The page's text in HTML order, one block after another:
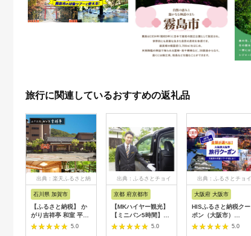
旅行に関連しているおすすめの返礼品
出典：楽天ふるさと納
石川県 加賀市
【ふるさと納税】 か
がり吉祥亭 和室 平日
限定 ペア宿泊券 1泊2
食付 2名 ペア 食事付
5.0
出典：ふるさとチョイ
京都 府京都市
【MKハイヤー観光】
【ミニバン5時間】ド
ライバーとめぐるとっ
ておきの京都観光（3
5.0
出典：ふるさとチョイ
大阪府 大阪市
HISふるさと納税クー
ポン（大阪市）
30,000円分_OS039-
5.0